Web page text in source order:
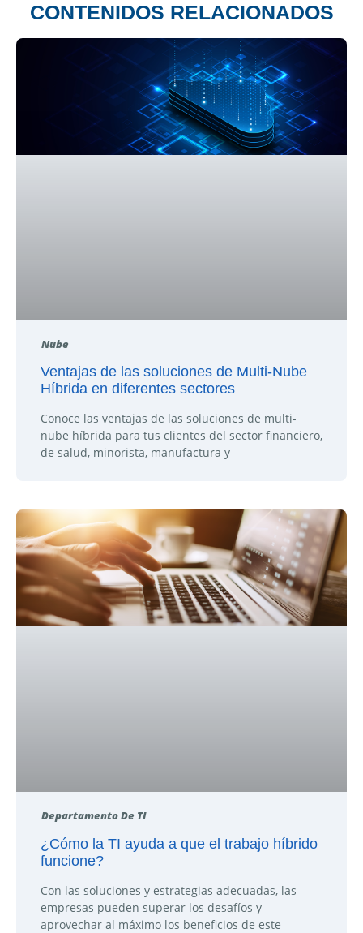
CONTENIDOS RELACIONADOS
Nube
Ventajas de las soluciones de Multi-Nube
Híbrida en diferentes sectores
Conoce las ventajas de las soluciones de multi-
nube híbrida para tus clientes del sector financiero,
de salud, minorista, manufactura y
Departamento De TI
¿Cómo la TI ayuda a que el trabajo híbrido
funcione?
Con las soluciones y estrategias adecuadas, las
empresas pueden superar los desafíos y
aprovechar al máximo los beneficios de este